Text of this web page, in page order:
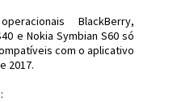
BlackBerry,
e Nokia Symbian S60 só
com o aplicativo
2017.
: